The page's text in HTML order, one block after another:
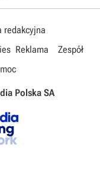
redakcyjna
Reklama
Zespół
Polska SA